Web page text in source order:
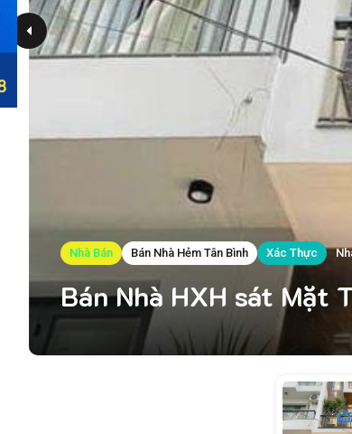
Nhà Bán Bán Nhà Hẻm Tân Bình Xác Thực
Bán Nhà HXH sát Mặt